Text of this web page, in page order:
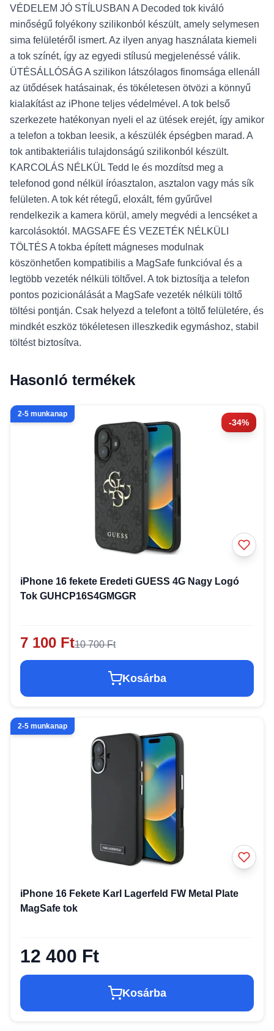
VÉDELEM JÓ STÍLUSBAN A Decoded tok kiváló
minőségű folyékony szilikonból készült, amely selymesen
sima felületéről ismert. Az ilyen anyag használata kiemeli
a tok színét, így az egyedi stílusú megjelenéssé válik.
ÜTÉSÁLLÓSÁG A szilikon látszólagos finomsága ellenáll
az ütődések hatásainak, és tökéletesen ötvözi a könnyű
kialakítást az iPhone teljes védelmével. A tok belső
szerkezete hatékonyan nyeli el az ütések erejét, így amikor
a telefon a tokban leesik, a készülék épségben marad. A
tok antibakteriális tulajdonságú szilikonból készült.
KARCOLÁS NÉLKÜL Tedd le és mozdítsd meg a
telefonod gond nélkül íróasztalon, asztalon vagy más sík
felületen. A tok két rétegű, eloxált, fém gyűrűvel
rendelkezik a kamera körül, amely megvédi a lencséket a
karcolásoktól. MAGSAFE ÉS VEZETÉK NÉLKÜLI
TÖLTÉS A tokba épített mágneses modulnak
köszönhetően kompatibilis a MagSafe funkcióval és a
legtöbb vezeték nélküli töltővel. A tok biztosítja a telefon
pontos pozicionálását a MagSafe vezeték nélküli töltő
töltési pontján. Csak helyezd a telefont a töltő felületére, és
mindkét eszköz tökéletesen illeszkedik egymáshoz, stabil
töltést biztosítva.
Hasonló termékek
-34%
2-5 munkanap
iPhone 16 fekete Eredeti GUESS 4G Nagy Logó
Tok GUHCP16S4GMGGR
7 100 Ft10 700 Ft
Kosárba
2-5 munkanap
iPhone 16 Fekete Karl Lagerfeld FW Metal Plate
MagSafe tok
12 400 Ft
Kosárba